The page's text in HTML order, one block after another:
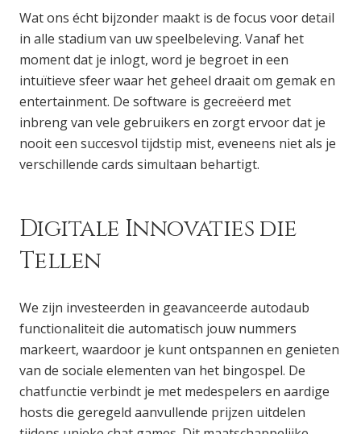
Wat ons écht bijzonder maakt is de focus voor detail
in alle stadium van uw speelbeleving. Vanaf het
moment dat je inlogt, word je begroet in een
intuïtieve sfeer waar het geheel draait om gemak en
entertainment. De software is gecreëerd met
inbreng van vele gebruikers en zorgt ervoor dat je
nooit een succesvol tijdstip mist, eveneens niet als je
verschillende cards simultaan behartigt.
Digitale Innovaties die
Tellen
We zijn investeerden in geavanceerde autodaub
functionaliteit die automatisch jouw nummers
markeert, waardoor je kunt ontspannen en genieten
van de sociale elementen van het bingospel. De
chatfunctie verbindt je met medespelers en aardige
hosts die geregeld aanvullende prijzen uitdelen